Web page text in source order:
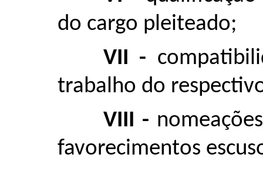
do cargo pleiteado;
VII -
trabalho do
VIII -
favorecimentos